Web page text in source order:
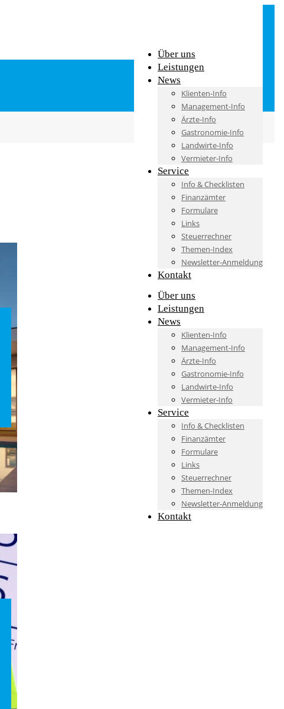
Über uns
Leistungen
News
Klienten-Info
Management-Info
Ärzte-Info
Gastronomie-Info
Landwirte-Info
Vermieter-Info
Service
Info & Checklisten
Finanzämter
Formulare
Links
Steuerrechner
Themen-Index
Newsletter-Anmeldung
Kontakt
Über uns
Leistungen
News
Klienten-Info
Management-Info
Ärzte-Info
Gastronomie-Info
Landwirte-Info
Vermieter-Info
Service
Info & Checklisten
Finanzämter
Formulare
Links
Steuerrechner
Themen-Index
Newsletter-Anmeldung
Kontakt